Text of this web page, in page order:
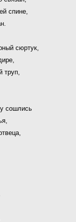
спине,
сюртук,
труп,
сошлись